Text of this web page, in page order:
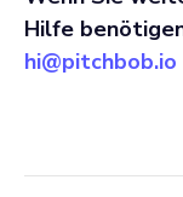
Hilfe
hi@pitchbob.io